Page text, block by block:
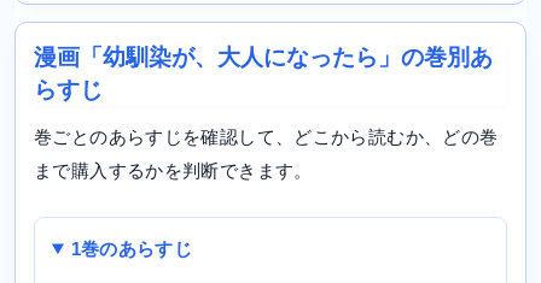
漫画「幼馴染が、大人になったら」の巻別あ
らすじ
巻ごとのあらすじを確認して、どこから読むか、どの巻
まで購入するかを判断できます。
1巻のあらすじ